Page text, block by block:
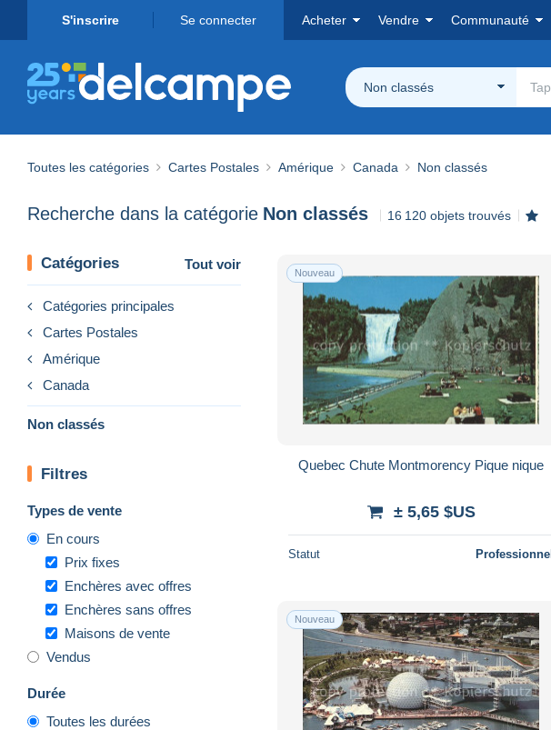
S'inscrire Se connecter Acheter Vendre Communauté
Non classés
Toutes les catégories Cartes Postales Amérique Canada Non classés
Recherche dans la catégorie Non classés 16 120 objets trouvés
Catégories Tout voir
Catégories principales
Cartes Postales
Amérique
Canada
Non classés
Filtres
Types de vente
En cours
Prix fixes
Enchères avec offres
Enchères sans offres
Maisons de vente
Vendus
Durée
Toutes les durées
Nouveau
Quebec Chute Montmorency Pique nique
± 5,65 $US
Statut Professionnel
Nouveau